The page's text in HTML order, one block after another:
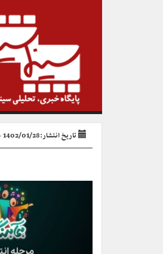
تاریخ انتشار:1402/01/28 - 17:41